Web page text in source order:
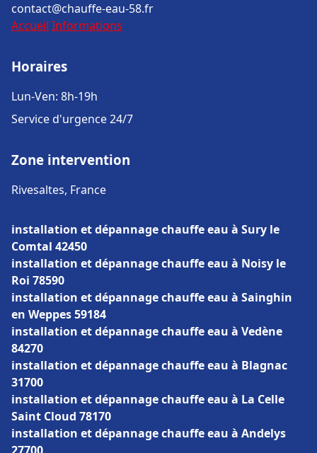
contact@chauffe-eau-58.fr
Accueil Informations
Horaires
Lun-Ven: 8h-19h
Service d'urgence 24/7
Zone intervention
Rivesaltes, France
installation et dépannage chauffe eau à Sury le
Comtal 42450
installation et dépannage chauffe eau à Noisy le
Roi 78590
installation et dépannage chauffe eau à Sainghin
en Weppes 59184
installation et dépannage chauffe eau à Vedène
84270
installation et dépannage chauffe eau à Blagnac
31700
installation et dépannage chauffe eau à La Celle
Saint Cloud 78170
installation et dépannage chauffe eau à Andelys